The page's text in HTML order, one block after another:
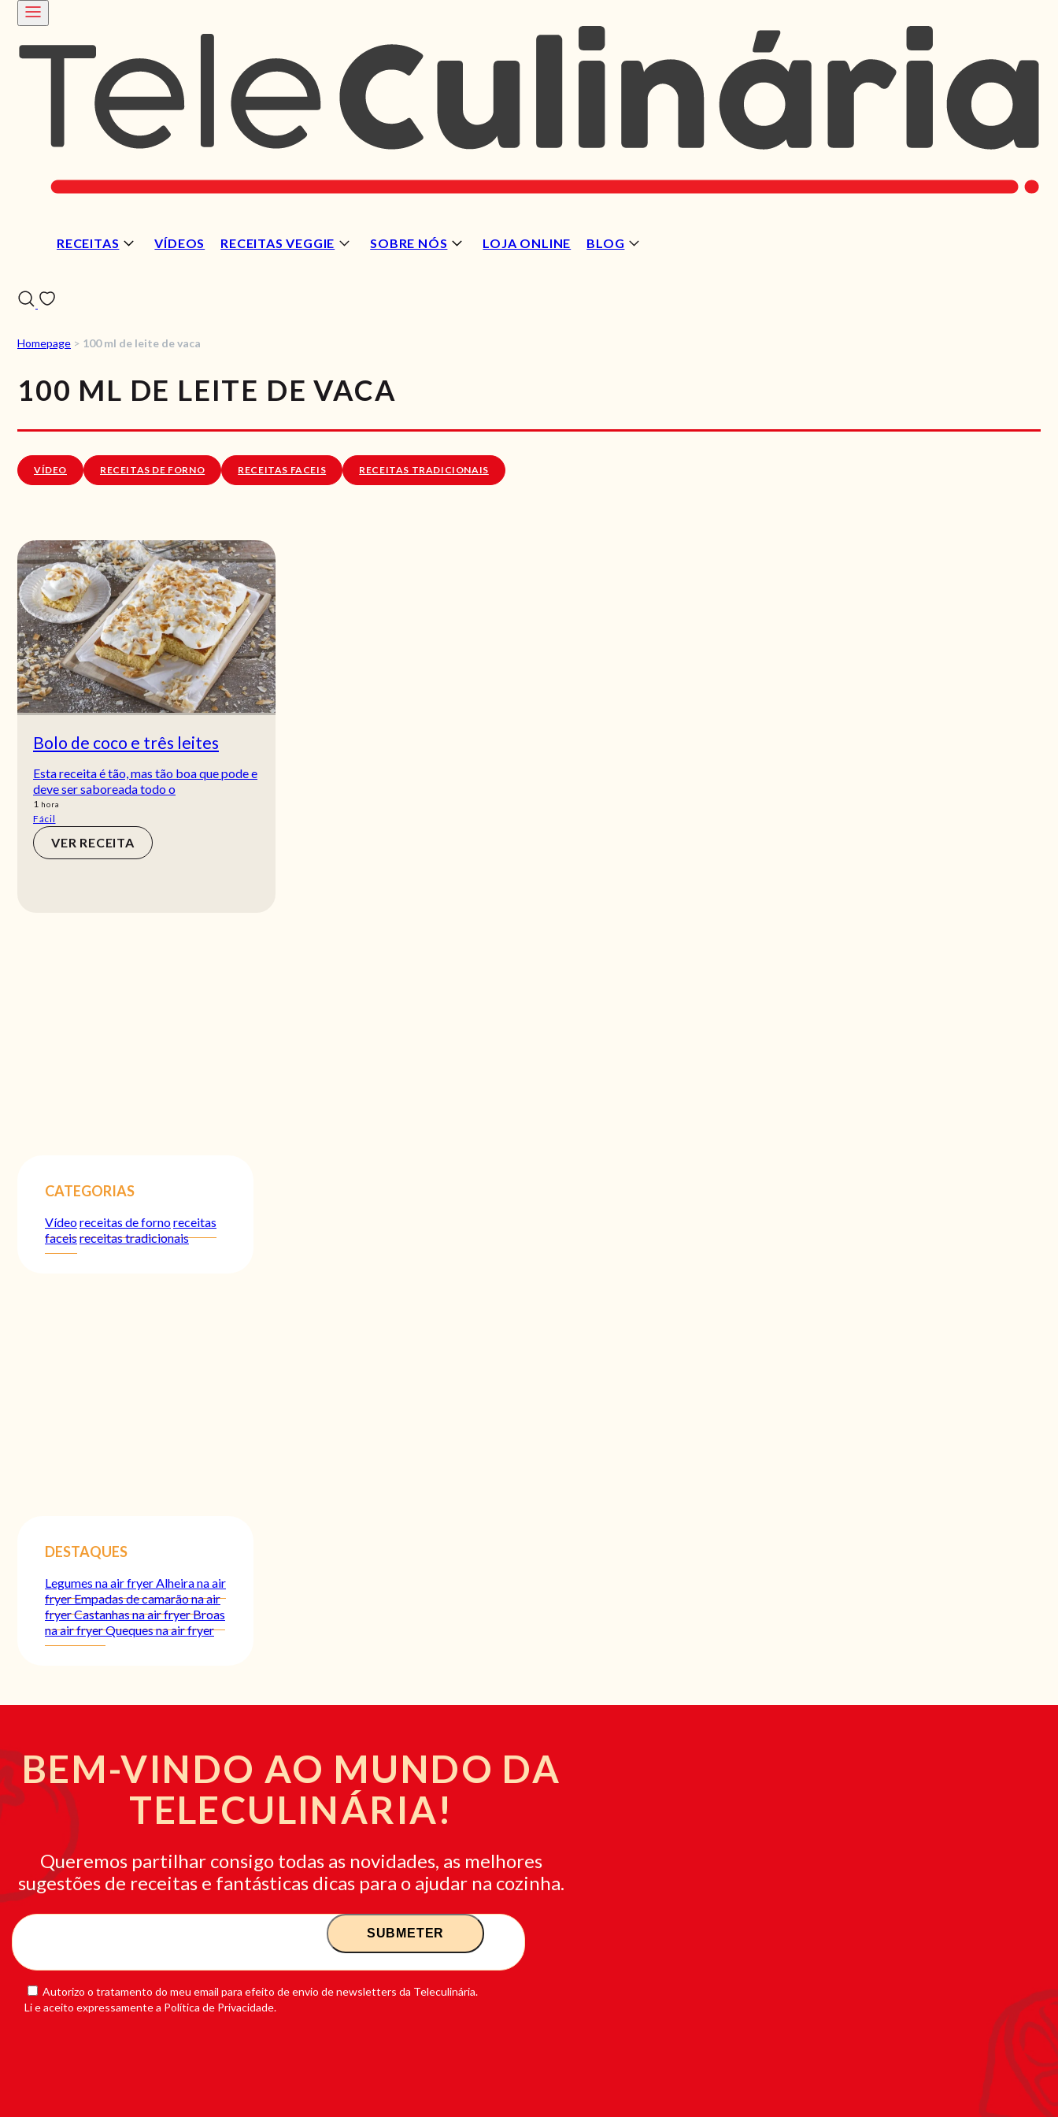
RECEITAS VÍDEOS RECEITAS VEGGIE SOBRE NÓS LOJA ONLINE BLOG
Homepage > 100 ml de leite de vaca
100 ML DE LEITE DE VACA
VÍDEO RECEITAS DE FORNO RECEITAS FACEIS RECEITAS TRADICIONAIS
Bolo de coco e três leites
Esta receita é tão, mas tão boa que pode e
deve ser saboreada todo o
1 hora
hora
Fácil
VER RECEITA
CATEGORIAS
Vídeoreceitas de fornoreceitas
faceisreceitas tradicionais
DESTAQUES
Legumes na air fryer Alheira na air
fryerEmpadas de camarão na air
fryerCastanhas na air fryerBroas
na air fryerQueques na air fryer
BEM-VINDO AO MUNDO DA
TELECULINÁRIA!
Queremos partilhar consigo todas as novidades, as melhores
sugestões de receitas e fantásticas dicas para o ajudar na cozinha.
Autorizo o tratamento do meu email para efeito de envio de newsletters da Teleculinária.
Li e aceito expressamente a Política de Privacidade.